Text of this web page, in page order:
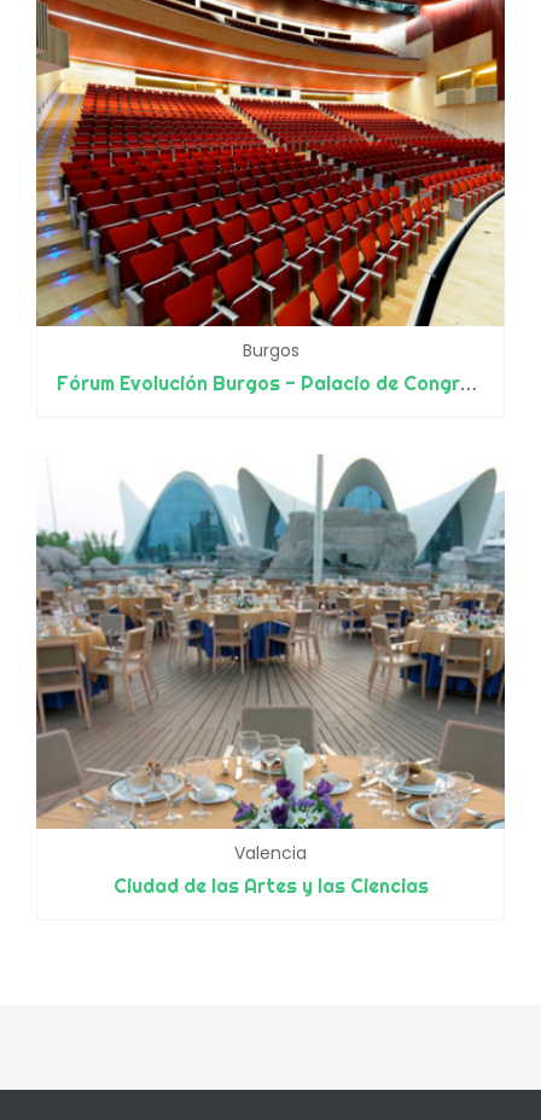
Burgos
Fórum Evolución Burgos - Palacio de Congresos
Valencia
Ciudad de las Artes y las Ciencias